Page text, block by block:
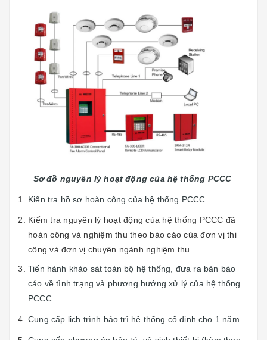
Sơ đồ nguyên lý hoạt động của hệ thống PCCC
Kiển tra hồ sơ hoàn công của hệ thống PCCC
Kiểm tra nguyên lý hoạt động của hệ thống PCCC đã
hoàn công và nghiệm thu theo báo cáo của đơn vị thi
công và đơn vị chuyên ngành nghiệm thu.
Tiến hành khảo sát toàn bộ hệ thống, đưa ra bản báo
cáo về tình trạng và phương hướng xử lý của hệ thống
PCCC.
Cung cấp lịch trình bảo trì hệ thống cố định cho 1 năm